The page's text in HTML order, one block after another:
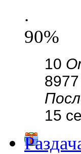
.
90%
10
8977
15